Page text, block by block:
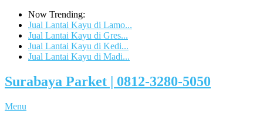
Now Trending:
Jual Lantai Kayu di Lamo...
Jual Lantai Kayu di Gres...
Jual Lantai Kayu di Kedi...
Jual Lantai Kayu di Madi...
Surabaya Parket | 0812-3280-5050
Menu